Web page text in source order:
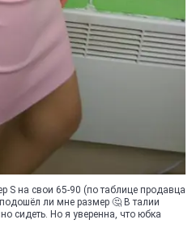
S на свои 65-90 (по таблице продавца
ли мне размер 🤔 В талии
сидеть. Но я уверенна, что юбка